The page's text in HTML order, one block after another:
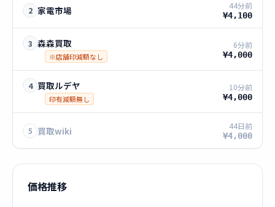
2 家電市場 44分前
¥4,100
3 森森買取
※店舗印減額なし
6分前
¥4,000
4 買取ルデヤ
印有減額無し
10分前
¥4,000
5 買取wiki 44日前
¥4,000
価格推移